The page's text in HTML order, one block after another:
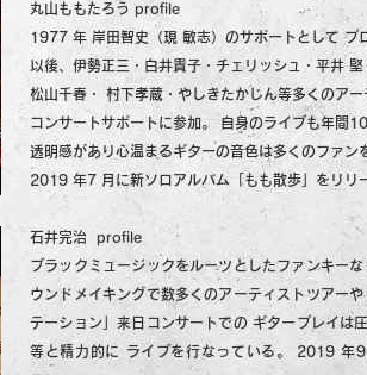
丸山ももたろう profile
1977 年 岸田智史（現 敏志）のサポートとして プ
以後、伊勢正三・白井貴子・チェリッシュ・平井
松山千春・ 村下孝蔵・やしきたかじん等多くのアー
コンサートサポートに参加。 自身のライブも年間
透明感があり心温まるギターの音色は多くのファン
2019 年7 月に新ソロアルバム「もも散歩」をリリ
石井完治 profile
ブラックミュージックをルーツとしたファンキー
ウンドメイキングで数多くのアーティストツアー
テーション」来日コンサートでの ギタープレイは
等と精力的に ライブを行なっている。 2019 年